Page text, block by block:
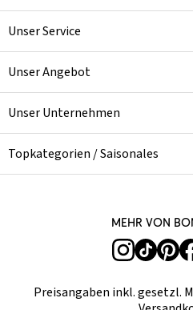
Unser Service
Unser Angebot
Unser Unternehmen
Topkategorien / Saisonales
Mehr von
Preisangaben inkl. gesetzl.